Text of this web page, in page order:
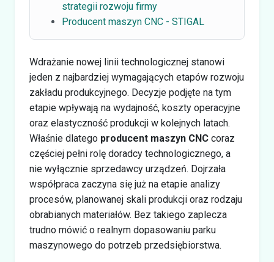
strategii rozwoju firmy
Producent maszyn CNC - STIGAL
Wdrażanie nowej linii technologicznej stanowi
jeden z najbardziej wymagających etapów rozwoju
zakładu produkcyjnego. Decyzje podjęte na tym
etapie wpływają na wydajność, koszty operacyjne
oraz elastyczność produkcji w kolejnych latach.
Właśnie dlatego producent maszyn CNC coraz
częściej pełni rolę doradcy technologicznego, a
nie wyłącznie sprzedawcy urządzeń. Dojrzała
współpraca zaczyna się już na etapie analizy
procesów, planowanej skali produkcji oraz rodzaju
obrabianych materiałów. Bez takiego zaplecza
trudno mówić o realnym dopasowaniu parku
maszynowego do potrzeb przedsiębiorstwa.